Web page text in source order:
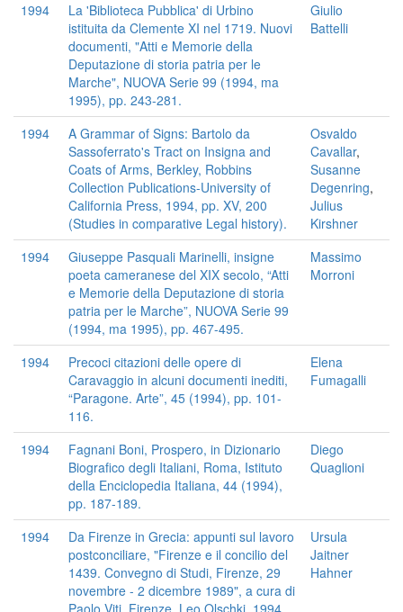
1994
La 'Biblioteca Pubblica' di Urbino
istituita da Clemente XI nel 1719. Nuovi
documenti, "Atti e Memorie della
Deputazione di storia patria per le
Marche", NUOVA Serie 99 (1994, ma
1995), pp. 243-281.
Giulio
Battelli
1994
A Grammar of Signs: Bartolo da
Sassoferrato's Tract on Insigna and
Coats of Arms, Berkley, Robbins
Collection Publications-University of
California Press, 1994, pp. XV, 200
(Studies in comparative Legal history).
Osvaldo
Cavallar,
Susanne
Degenring,
Julius
Kirshner
1994
Giuseppe Pasquali Marinelli, insigne
poeta cameranese del XIX secolo, “Atti
e Memorie della Deputazione di storia
patria per le Marche”, NUOVA Serie 99
(1994, ma 1995), pp. 467-495.
Massimo
Morroni
1994
Precoci citazioni delle opere di
Caravaggio in alcuni documenti inediti,
“Paragone. Arte”, 45 (1994), pp. 101-
116.
Elena
Fumagalli
1994
Fagnani Boni, Prospero, in Dizionario
Biografico degli Italiani, Roma, Istituto
della Enciclopedia Italiana, 44 (1994),
pp. 187-189.
Diego
Quaglioni
1994
Da Firenze in Grecia: appunti sul lavoro
postconciliare, "Firenze e il concilio del
1439. Convegno di Studi, Firenze, 29
novembre - 2 dicembre 1989", a cura di
Paolo Viti, Firenze, Leo Olschki, 1994,
Ursula
Jaitner
Hahner